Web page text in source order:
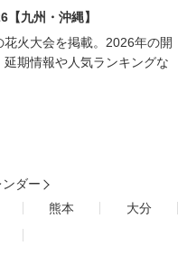
【九州・沖縄】
花火大会を掲載。2026年の開
延期情報や人気ランキングな
ダー
熊本
大分